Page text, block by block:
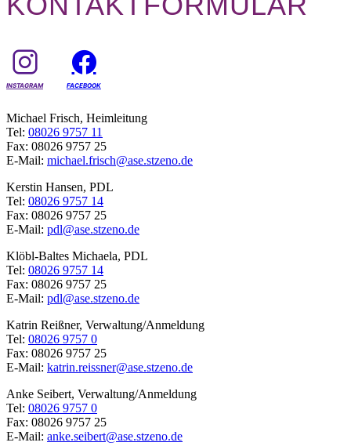
INSTAGRAM FACEBOOK
Michael Frisch, Heimleitung
Tel: 08026 9757 11
Fax: 08026 9757 25
E-Mail: michael.frisch@ase.stzeno.de
Kerstin Hansen, PDL
Tel: 08026 9757 14
Fax: 08026 9757 25
E-Mail: pdl@ase.stzeno.de
Klöbl-Baltes Michaela, PDL
Tel: 08026 9757 14
Fax: 08026 9757 25
E-Mail: pdl@ase.stzeno.de
Katrin Reißner, Verwaltung/Anmeldung
Tel: 08026 9757 0
Fax: 08026 9757 25
E-Mail: katrin.reissner@ase.stzeno.de
Anke Seibert, Verwaltung/Anmeldung
Tel: 08026 9757 0
Fax: 08026 9757 25
E-Mail: anke.seibert@ase.stzeno.de